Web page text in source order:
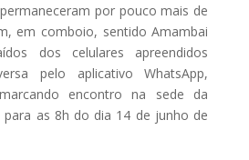
por pouco mais de
em comboio, sentido Amambai
dos celulares apreendidos
pelo aplicativo WhatsApp,
encontro na sede da
as 8h do dia 14 de junho de